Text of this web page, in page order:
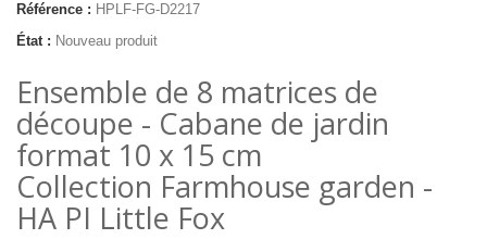
Référence : HPLF-FG-D2217
État : Nouveau produit
Ensemble de 8 matrices de
découpe - Cabane de jardin
format 10 x 15 cm
Collection Farmhouse garden -
HA PI Little Fox